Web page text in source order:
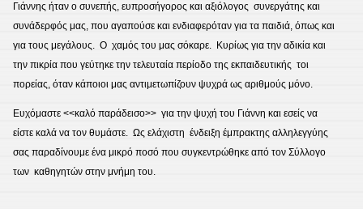
Γιάννης ήταν ο συνεπής, ευπροσήγορος και αξιόλογος συνεργάτης και
συνάδερφός μας, που αγαπούσε και ενδιαφερόταν για τα παιδιά, όπως και
για τους μεγάλους. Ο χαμός του μας σόκαρε. Κυρίως για την αδικία και
την πικρία που γεύτηκε την τελευταία περίοδο της εκπαιδευτικής τοι
πορείας, όταν κάποιοι μας αντιμετωπίζουν ψυχρά ως αριθμούς μόνο.
Ευχόμαστε <<καλό παράδεισο>> για την ψυχή του Γιάννη και εσείς να
είστε καλά να τον θυμάστε. Ως ελάχιστη ένδειξη έμπρακτης αλληλεγγύης
σας παραδίνουμε ένα μικρό ποσό που συγκεντρώθηκε από τον Σύλλογο
των καθηγητών στην μνήμη του.